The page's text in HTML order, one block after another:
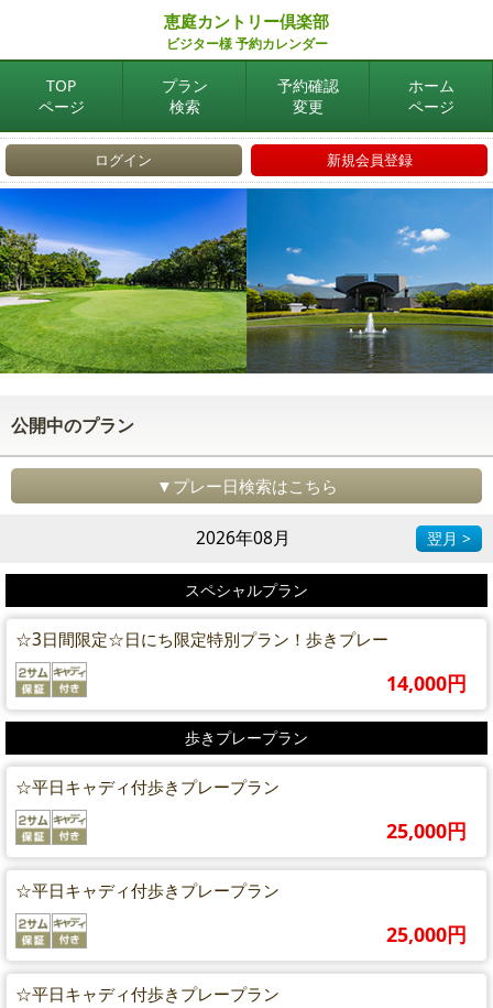
恵庭カントリー倶楽部
ビジター様 予約カレンダー
TOP
ページ
プラン
検索
予約確認
変更
ホーム
ページ
ログイン 新規会員登録
公開中のプラン
▼プレー日検索はこちら
2026年08月 翌月 >
スペシャルプラン
☆3日間限定☆日にち限定特別プラン！歩きプレー
14,000円
歩きプレープラン
☆平日キャディ付歩きプレープラン
25,000円
☆平日キャディ付歩きプレープラン
25,000円
☆平日キャディ付歩きプレープラン